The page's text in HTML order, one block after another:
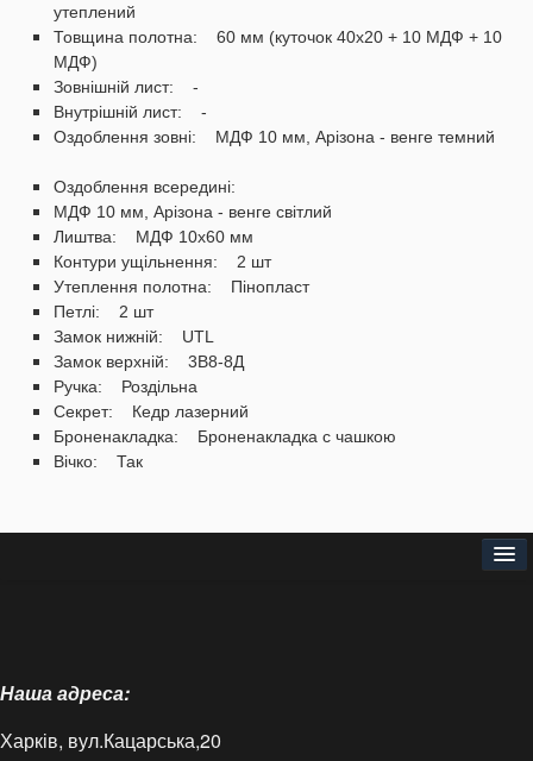
утеплений
Товщина полотна: 60 мм (куточок 40х20 + 10 МДФ + 10
МДФ)
Зовнішній лист: -
Внутрішній лист: -
Оздоблення зовні: МДФ 10 мм, Арiзона - венге темний
Оздоблення всередині:
МДФ 10 мм, Арiзона - венге свiтлий
Лиштва: МДФ 10х60 мм
Контури ущільнення: 2 шт
Утеплення полотна: Пінопласт
Петлі: 2 шт
Замок нижній: UTL
Замок верхній: 3В8-8Д
Ручка: Роздільна
Секрет: Кедр лазерний
Броненакладка: Броненакладка с чашкою
Вічко: Так
Доставка і оплата
Контакти
Наша адреса:
Харків, вул.Кацарська,20